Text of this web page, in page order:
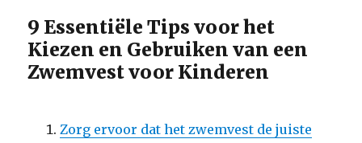
9 Essentiële Tips voor het
Kiezen en Gebruiken van een
Zwemvest voor Kinderen
Zorg ervoor dat het zwemvest de juiste